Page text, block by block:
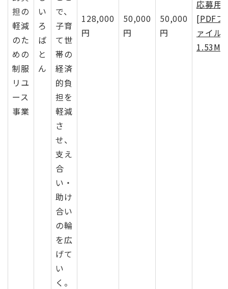
担の
軽減
のた
めの
制服
リユ
ース
事業
い
ろ
ば
と
ん
で、
子育
て世
帯の
経済
的負
担を
軽減
さ
せ、
支え
合
い・
助け
合い
の輪
を広
げて
い
く。
128,000
円
50,000
円
50,000
円
応募用
[PDFフ
ァイル